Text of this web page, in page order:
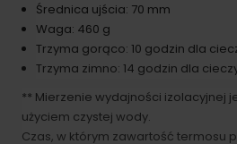
Średnica ujścia: 70 mm
Waga: 460 g
Trzyma gorąco: 10 godzin dla
Trzyma zimno: 14 godzin dla
** Mierzenie wydajności izolacyjnej
użyciem czystej wody.
Czas, w którym zawartość termosu